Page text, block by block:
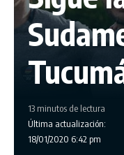
Última actualización:
18/01/2020 6:42 pm
13 minutos de lectura